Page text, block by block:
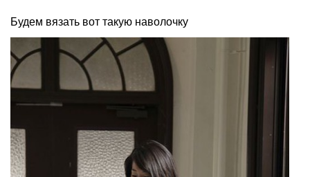
Будем вязать вот такую наволочку